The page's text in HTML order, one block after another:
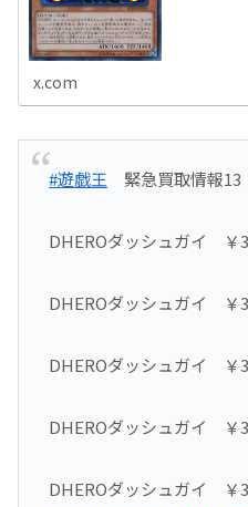
x.com
#遊戯王 緊急買取情報13
DHEROダッシュガイ ￥
DHEROダッシュガイ ￥
DHEROダッシュガイ ￥
DHEROダッシュガイ ￥
DHEROダッシュガイ ￥